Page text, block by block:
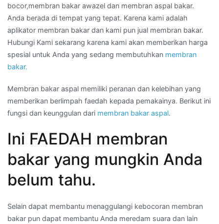
bocor,membran bakar awazel dan membran aspal bakar.
Anda berada di tempat yang tepat. Karena kami adalah
aplikator membran bakar dan kami pun jual membran bakar.
Hubungi Kami sekarang karena kami akan memberikan harga
spesial untuk Anda yang sedang membutuhkan membran
bakar.
Membran bakar aspal memiliki peranan dan kelebihan yang
memberikan berlimpah faedah kepada pemakainya. Berikut ini
fungsi dan keunggulan dari membran bakar aspal.
Ini FAEDAH membran
bakar yang mungkin Anda
belum tahu.
Selain dapat membantu menaggulangi kebocoran membran
bakar pun dapat membantu Anda meredam suara dan lain